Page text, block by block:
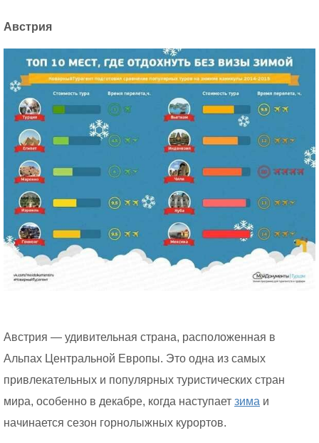
Австрия
Австрия — удивительная страна, расположенная в
Альпах Центральной Европы. Это одна из самых
привлекательных и популярных туристических стран
мира, особенно в декабре, когда наступает зима и
начинается сезон горнолыжных курортов.